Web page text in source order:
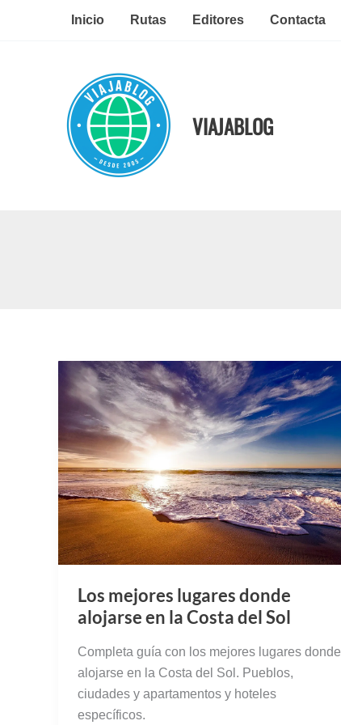
Inicio Rutas Editores Contacta
VIAJABLOG
Los mejores lugares donde
alojarse en la Costa del Sol
Completa guía con los mejores lugares donde
alojarse en la Costa del Sol. Pueblos,
ciudades y apartamentos y hoteles
específicos.